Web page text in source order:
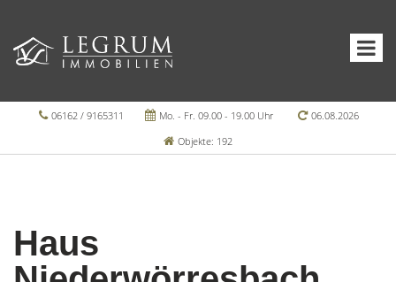
06162 / 9165311 Mo. - Fr. 09.00 - 19.00 Uhr
06.08.2026
Objekte: 192
Haus